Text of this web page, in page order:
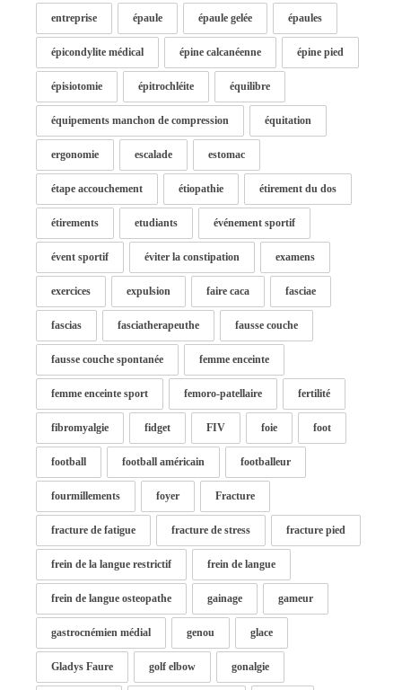
entreprise épaule épaule gelée épaules
épicondylite médical épine calcanéenne épine pied
épisiotomie épitrochléite équilibre
équipements manchon de compression équitation
ergonomie escalade estomac
étape accouchement étiopathie étirement du dos
étirements etudiants événement sportif
évent sportif éviter la constipation examens
exercices expulsion faire caca fasciae
fascias fasciatherapeuthe fausse couche
fausse couche spontanée femme enceinte
femme enceinte sport femoro-patellaire fertilité
fibromyalgie fidget FIV foie foot
football football américain footballeur
fourmillements foyer Fracture
fracture de fatigue fracture de stress fracture pied
frein de la langue restrictif frein de langue
frein de langue osteopathe gainage gameur
gastrocnémien médial genou glace
Gladys Faure golf elbow gonalgie